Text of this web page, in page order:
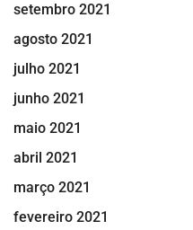
setembro 2021
agosto 2021
julho 2021
junho 2021
maio 2021
abril 2021
março 2021
fevereiro 2021